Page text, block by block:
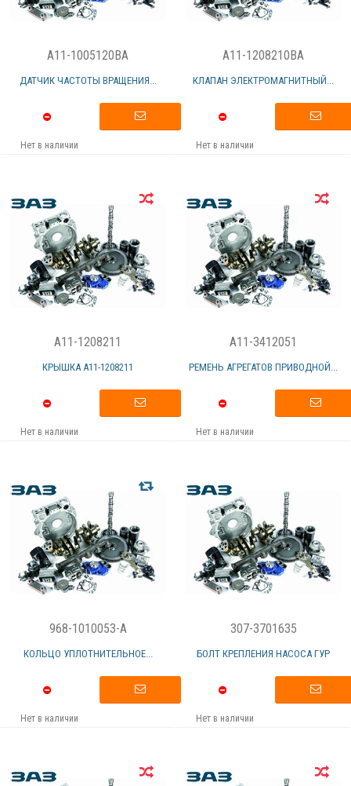
A11-1005120BA
ДАТЧИК ЧАСТОТЫ ВРАЩЕНИЯ...
Нет в наличии
A11-1208210BA
КЛАПАН ЭЛЕКТРОМАГНИТНЫЙ...
Нет в наличии
A11-1208211
КРЫШКА А11-1208211
Нет в наличии
A11-3412051
РЕМЕНЬ АГРЕГАТОВ ПРИВОДНОЙ...
Нет в наличии
968-1010053-A
КОЛЬЦО УПЛОТНИТЕЛЬНОЕ...
Нет в наличии
307-3701635
БОЛТ КРЕПЛЕНИЯ НАСОСА ГУР
Нет в наличии